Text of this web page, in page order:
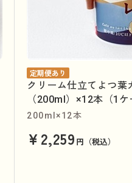
定期便あり
クリーム仕立てよつ葉
（200ml）×12本（1ケ
200ml×12本
¥2,259 円（税込）